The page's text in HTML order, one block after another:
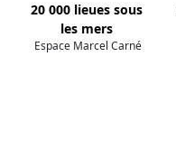
20 000 lieues sous
les mers
Espace Marcel Carné